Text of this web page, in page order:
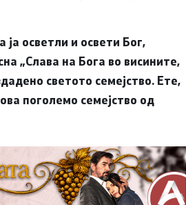
осветли и освети Бог,
„Слава на Бога во висините,
светото семејство. Ете,
поголемо семејство од